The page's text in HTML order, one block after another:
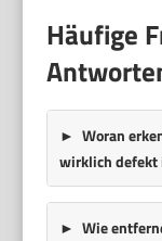
Häufige
Woran
wirklich defekt
Wie